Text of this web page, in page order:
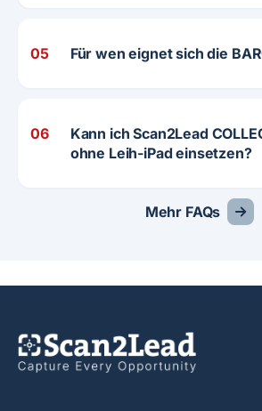
05 Für wen eignet sich die
06
Kann ich Scan2Lead
ohne Leih-iPad einsetzen?
Mehr FAQs